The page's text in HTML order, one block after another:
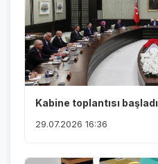
Kabine toplantısı başladı
29.07.2026 16:36